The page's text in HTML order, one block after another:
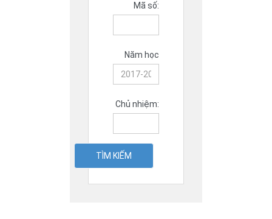
Mã số:
Năm học
Chủ nhiệm:
TÌM KIẾM